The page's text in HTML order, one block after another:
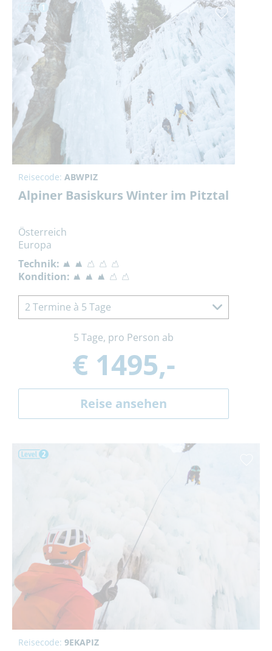
Reisecode: ABWPIZ
Alpiner Basiskurs Winter im Pitztal
Österreich
Europa
Technik:
Kondition:
2 Termine à 5 Tage
5 Tage, pro Person ab
€ 1495,-
Reise ansehen
Reisecode: 9EKAPIZ